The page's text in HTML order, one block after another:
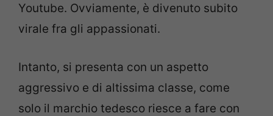
Youtube. Ovviamente, è divenuto subito
virale fra gli appassionati.
Intanto, si presenta con un aspetto
aggressivo e di altissima classe, come
solo il marchio tedesco riesce a fare con